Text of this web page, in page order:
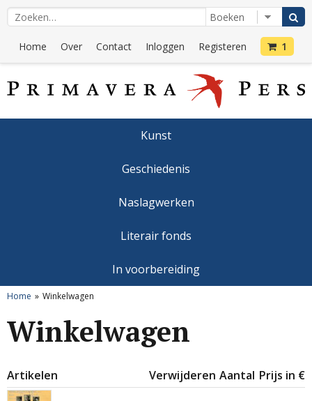
Home Over Contact Inloggen Registeren 1
Kunst
Geschiedenis
Naslagwerken
Literair fonds
In voorbereiding
Home Winkelwagen
Winkelwagen
Artikelen Verwijderen Aantal Prijs in €